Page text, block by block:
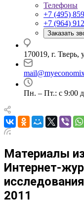
Телефоны
+7 (495)
+7 (964)
Заказать
170019, г. Тверь,
Пн. – Пт.: с 9:00
Материалы
Интернет-
2011